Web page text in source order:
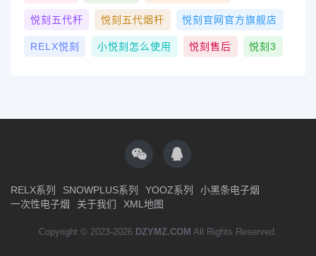
悦刻五代杆 悦刻五代烟杆 悦刻官网官方旗舰店
RELX悦刻 小悦刻怎么使用 悦刻售后 悦刻3
RELX系列 SNOWPLUS系列 YOOZ系列
小黑条电子烟
一次性电子烟
关于我们 XML地图
Copyright © 2023-2026 DZYMZ.COM All Rights Reserved.